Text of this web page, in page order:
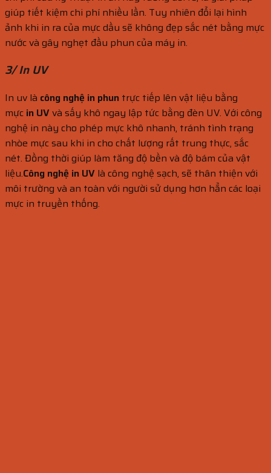
giúp tiết kiệm chi phí nhiều lần. Tuy nhiên đổi lại hình
ảnh khi in ra của mực dầu sẽ không đẹp sắc nét bằng mực
nước và gây nghẹt đầu phun của máy in.
3/ In UV
In uv là công nghệ in phun trực tiếp lên vật liệu bằng
mực in UVvà sấy khô ngay lập tức bằng đèn UV. Với công
nghệ in này cho phép mực khô nhanh, tránh tình trạng
nhòe mực sau khi in cho chất lượng rất trung thực, sắc
nét. Đồng thời giúp làm tăng độ bền và độ bám của vật
liệu.Công nghệ in UV là công nghệ sạch, sẽ thân thiện với
môi trường và an toàn với người sử dụng hơn hẳn các loại
mực in truyền thống.